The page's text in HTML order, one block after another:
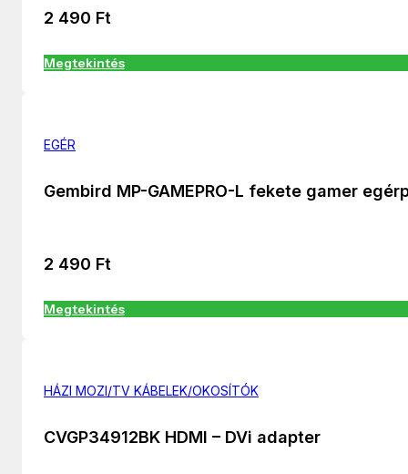
2 490 Ft
Megtekintés
EGÉR
Gembird MP-GAMEPRO-L fekete gamer
2 490 Ft
Megtekintés
HÁZI MOZI/TV KÁBELEK/OKOSÍTÓK
CVGP34912BK HDMI – DVi adapter